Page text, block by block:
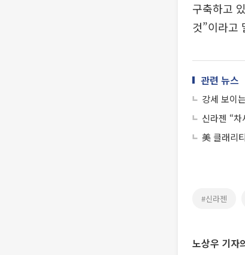
구축하고
것”이라고
관련 뉴스
강세 보이
신라젠 “
美 클래리
#신라젠
노상우 기자